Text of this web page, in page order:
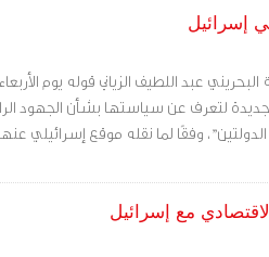
إسرائيل
عبد اللطيف الزياني قوله يوم
لتعرف عن سياستها بشأن الجهود
وفقًا لما نقله موقع إسرائيلي
مع إسرائيل